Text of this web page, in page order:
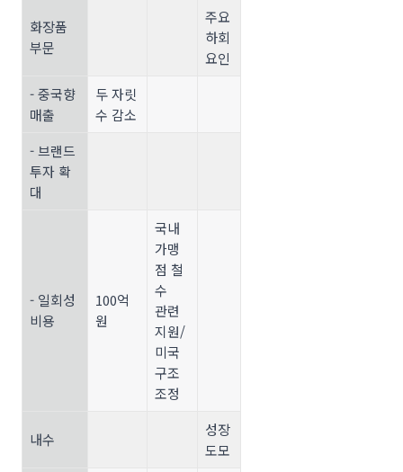
화장품
부문
주요
하회
요인
- 중국향
매출
두 자릿
수 감소
- 브랜드
투자 확
대
- 일회성
비용
100억
원
국내
가맹
점 철
수
관련
지원/
미국
구조
조정
내수
성장
도모